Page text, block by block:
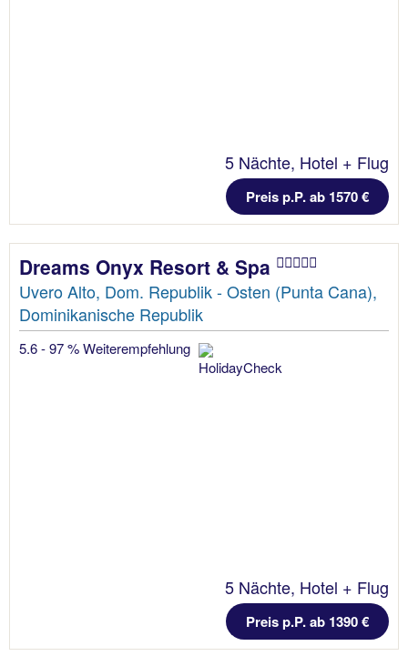
5 Nächte, Hotel + Flug
Preis p.P. ab 1570 €
Dreams Onyx Resort & Spa
Uvero Alto, Dom. Republik - Osten (Punta Cana),
Dominikanische Republik
5.6 - 97 % Weiterempfehlung
5 Nächte, Hotel + Flug
Preis p.P. ab 1390 €